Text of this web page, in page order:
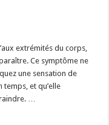
extrémités du corps,
Ce symptôme ne
une sensation de
et qu’elle
…